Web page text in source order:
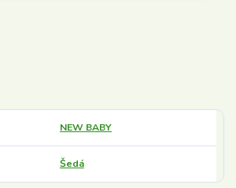
NEW BABY
Šedá